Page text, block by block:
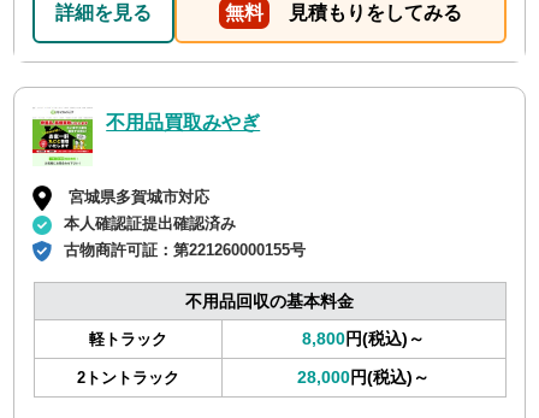
詳細を見る 無料 見積もりをしてみる
不用品買取みやぎ
宮城県多賀城市対応
本人確認証提出確認済み
古物商許可証：第221260000155号
不用品回収の基本料金
軽トラック 8,800円(税込)～
2トントラック 28,000円(税込)～